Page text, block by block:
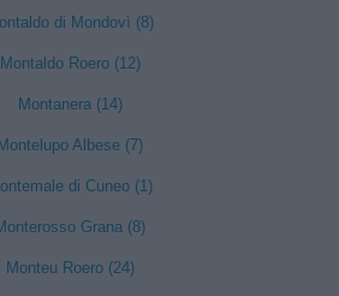
di Mondovì (8)
Montaldo Roero (12)
Montanera (14)
Montelupo Albese (7)
di Cuneo (1)
Grana (8)
Monteu Roero (24)